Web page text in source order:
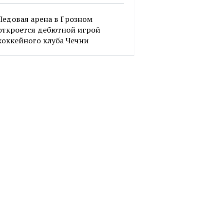
арена в Грозном
дебютной игрой
клуба Чечни